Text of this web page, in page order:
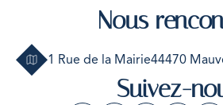
Nous
1 Rue de la Mairie44470
Suivez-